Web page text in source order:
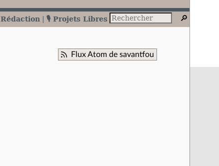
Rédaction 🎙️ Projets Libres
Flux Atom de savantfou